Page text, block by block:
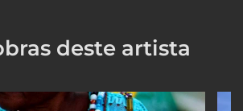
deste artista